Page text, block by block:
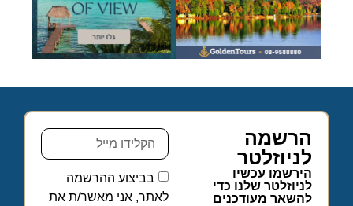
הרשמה
לניוזלטר
הירשמו עכשיו
לניוזלטר שלנו כדי
להשאר מעודכנים
בביצוע ההרשמה
לאתר, אני מאשר/ת את